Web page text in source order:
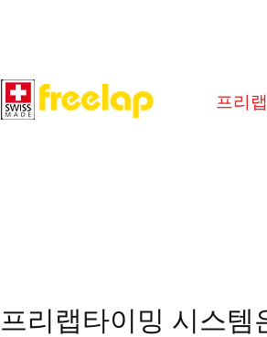
프리
프리랩타이밍 시스템